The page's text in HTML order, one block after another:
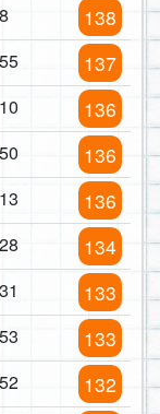
8 138
55 137
10 136
50 136
13 136
28 134
31 133
53 133
52 132